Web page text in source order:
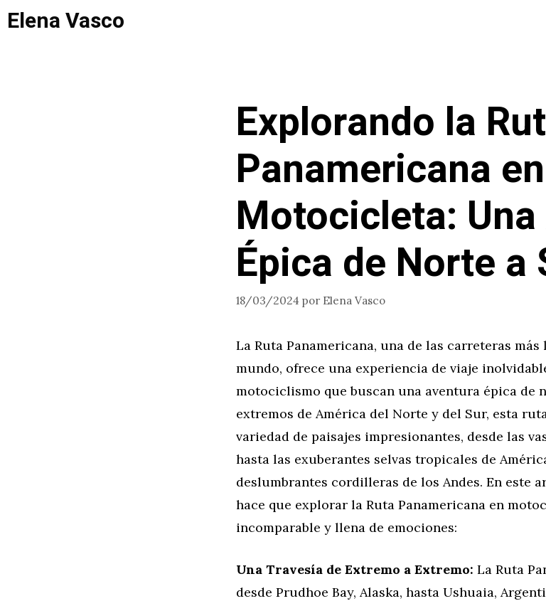
Saltar
alElena Vasco
Explorando la
Panamericana en
Motocicleta:
Épica de Norte a
18/03/2024 por Elena Vasco
La Ruta Panamericana, una de las carreteras
mundo, ofrece una experiencia de viaje
motociclismo que buscan una aventura épica de
extremos de América del Norte y del Sur, esta
variedad de paisajes impresionantes, desde las
hasta las exuberantes selvas tropicales de
deslumbrantes cordilleras de los Andes. En este
hace que explorar la Ruta Panamericana en
incomparable y llena de emociones:
Una Travesía de Extremo a Extremo: La Ruta
desde Prudhoe Bay, Alaska, hasta Ushuaia,